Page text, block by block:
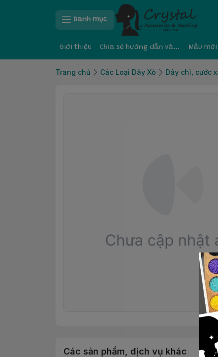
Danh mục
Giới thiệu Chia sẻ hướng dẫn và kinh nghiệm Mẫu mới
Trang chủ Các Loại Dây Xỏ Dây chỉ, cước
Các sản phẩm, dịch vụ khác